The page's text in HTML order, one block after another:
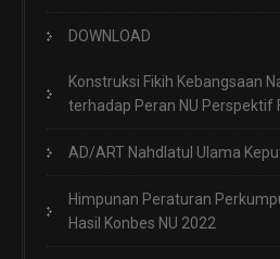
DOWNLOAD
Konstruksi Fikih Kebangsaan
terhadap Peran NU Perspektif
AD/ART Nahdlatul Ulama
Himpunan Peraturan
Hasil Konbes NU 2022